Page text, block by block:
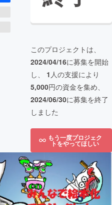
このプロジェクトは、
2024/04/16に募集を開始
し、 1 人の支援により
5,000円の資金を集め、
2024/06/30に募集を終了
しました
もう一度プロジェク
トをやってほしい